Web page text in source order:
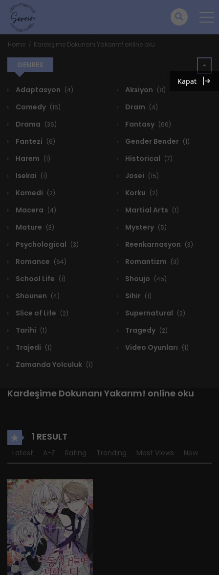
Home Kardeşime Dokunanı Yakarım! online oku
GENRES
Adaptasyon (4) Aksiyon (8)
Comedy (16) Dram (4)
Drama (36) Fantasy (66)
Fantezi (6) Gender Bender (1)
Harem (1) Historical (7)
Isekai (1) Josei (15)
Komedi (2) Korku (2)
Macera (4) Martial Arts (1)
Mature (3) Mystery (5)
Psychological (3) Reenkarnasyon (3)
Romance (64) Romantizm (3)
School Life (1) Shoujo (45)
Shounen (4) Sihir (1)
Slice of Life (2) Supernatural (2)
Tarihi (1) Tragedy (2)
Trajedi (1) Video Oyunları (1)
Zamanda Yolculuk (1)
Kardeşime Dokunanı Yakarım! online oku
1 RESULT
Latest A-Z Rating Trending Most Views New
Kapat